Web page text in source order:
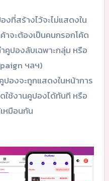
งที่สร้างไว้จะไม่แสดงใน
าจะต้องเป็นคนกรอกโค้ด
คูปองลับเฉพาะกลุ่ม หรือ
ฯลฯ)
ปองจะถูกแสดงในหน้าการ
ใช้งานคูปองได้ทันที หรือ
หมือนกัน